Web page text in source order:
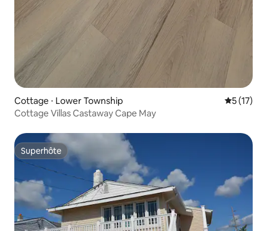
Cottage ⋅ Lower Township
5 (17)
Cottage Villas Castaway Cape May
Superhôte
Superhôte